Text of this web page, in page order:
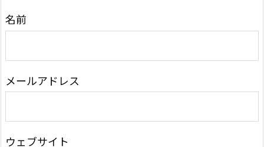
名前
メールアドレス
ウェブサイト